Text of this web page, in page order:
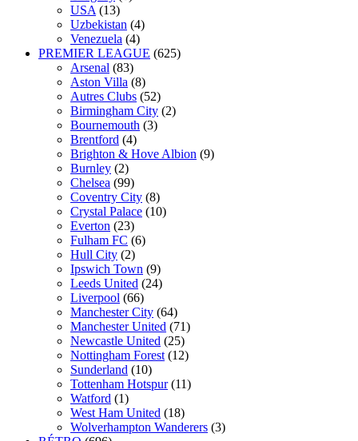
USA (13)
Uzbekistan (4)
Venezuela (4)
PREMIER LEAGUE (625)
Arsenal (83)
Aston Villa (8)
Autres Clubs (52)
Birmingham City (2)
Bournemouth (3)
Brentford (4)
Brighton & Hove Albion (9)
Burnley (2)
Chelsea (99)
Coventry City (8)
Crystal Palace (10)
Everton (23)
Fulham FC (6)
Hull City (2)
Ipswich Town (9)
Leeds United (24)
Liverpool (66)
Manchester City (64)
Manchester United (71)
Newcastle United (25)
Nottingham Forest (12)
Sunderland (10)
Tottenham Hotspur (11)
Watford (1)
West Ham United (18)
Wolverhampton Wanderers (3)